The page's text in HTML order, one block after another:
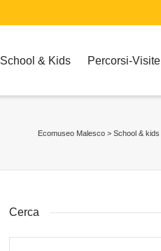
School & Kids Percorsi-Visite
Ecomuseo Malesco > School & kids
Cerca